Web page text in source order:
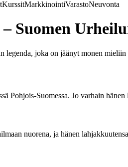
KurssitMarkkinointiVarastoNeuvonta
Suomen
joka on jäänyt monen
Pohjois-Suomessa. Jo varhain
nuorena, ja hänen